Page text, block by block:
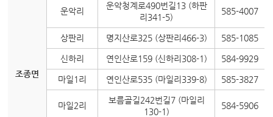
조종면
운악리
운악청계로490번길13 (하판
리341-5)
585-4007
상판리 명지산로325 (상판리466-3) 585-1085
신하리 연인산로159 (신하리308-1) 584-9929
마일1리 연인산로535 (마일리339-8) 585-3827
마일2리
보름골길242번길7 (마일리
130-1)
584-5906